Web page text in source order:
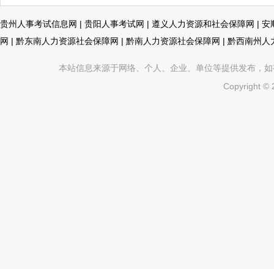
贵州人事考试信息网 | 贵阳人事考试网 | 遵义人力资源和社会保障网 | 安
网 | 黔东南人力资源社会保障网 | 黔南人力资源社会保障网 | 黔西南州人
本站信息来源于网络、个人、企业、单位等提供发布，
Copyright ©